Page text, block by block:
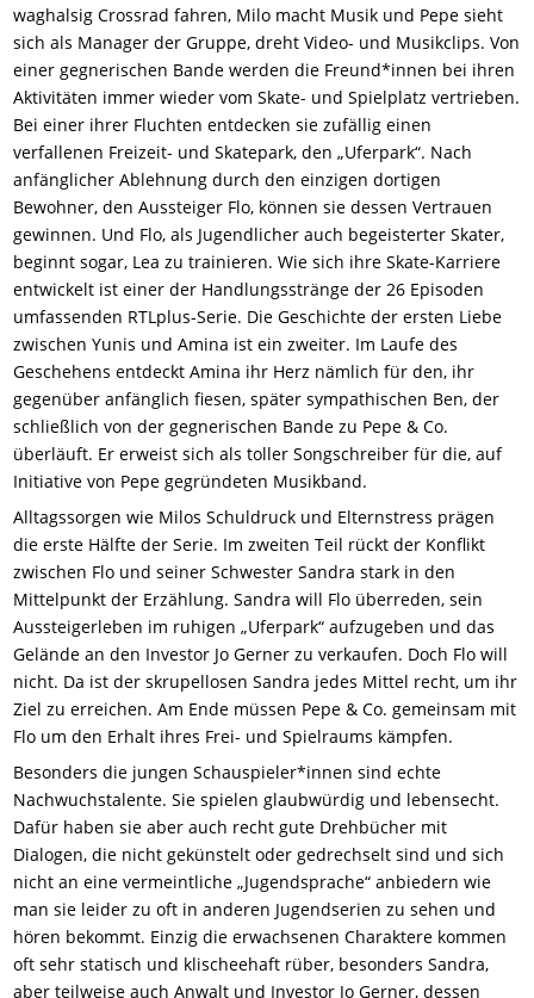
waghalsig Crossrad fahren, Milo macht Musik und Pepe sieht
sich als Manager der Gruppe, dreht Video- und Musikclips. Von
einer gegnerischen Bande werden die Freund*innen bei ihren
Aktivitäten immer wieder vom Skate- und Spielplatz vertrieben.
Bei einer ihrer Fluchten entdecken sie zufällig einen
verfallenen Freizeit- und Skatepark, den „Uferpark“. Nach
anfänglicher Ablehnung durch den einzigen dortigen
Bewohner, den Aussteiger Flo, können sie dessen Vertrauen
gewinnen. Und Flo, als Jugendlicher auch begeisterter Skater,
beginnt sogar, Lea zu trainieren. Wie sich ihre Skate-Karriere
entwickelt ist einer der Handlungsstränge der 26 Episoden
umfassenden RTLplus-Serie. Die Geschichte der ersten Liebe
zwischen Yunis und Amina ist ein zweiter. Im Laufe des
Geschehens entdeckt Amina ihr Herz nämlich für den, ihr
gegenüber anfänglich fiesen, später sympathischen Ben, der
schließlich von der gegnerischen Bande zu Pepe & Co.
überläuft. Er erweist sich als toller Songschreiber für die, auf
Initiative von Pepe gegründeten Musikband.
Alltagssorgen wie Milos Schuldruck und Elternstress prägen
die erste Hälfte der Serie. Im zweiten Teil rückt der Konflikt
zwischen Flo und seiner Schwester Sandra stark in den
Mittelpunkt der Erzählung. Sandra will Flo überreden, sein
Aussteigerleben im ruhigen „Uferpark“ aufzugeben und das
Gelände an den Investor Jo Gerner zu verkaufen. Doch Flo will
nicht. Da ist der skrupellosen Sandra jedes Mittel recht, um ihr
Ziel zu erreichen. Am Ende müssen Pepe & Co. gemeinsam mit
Flo um den Erhalt ihres Frei- und Spielraums kämpfen.
Besonders die jungen Schauspieler*innen sind echte
Nachwuchstalente. Sie spielen glaubwürdig und lebensecht.
Dafür haben sie aber auch recht gute Drehbücher mit
Dialogen, die nicht gekünstelt oder gedrechselt sind und sich
nicht an eine vermeintliche „Jugendsprache“ anbiedern wie
man sie leider zu oft in anderen Jugendserien zu sehen und
hören bekommt. Einzig die erwachsenen Charaktere kommen
oft sehr statisch und klischeehaft rüber, besonders Sandra,
aber teilweise auch Anwalt und Investor Jo Gerner, dessen